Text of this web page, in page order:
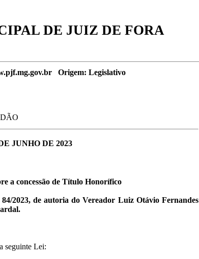
DE JUIZ DE FORA
Origem: Legislativo
JUNHO DE 2023
a concessão de Título Honorífico
84/2023, de autoria do Vereador Luiz Otávio Fernandes
seguinte Lei: